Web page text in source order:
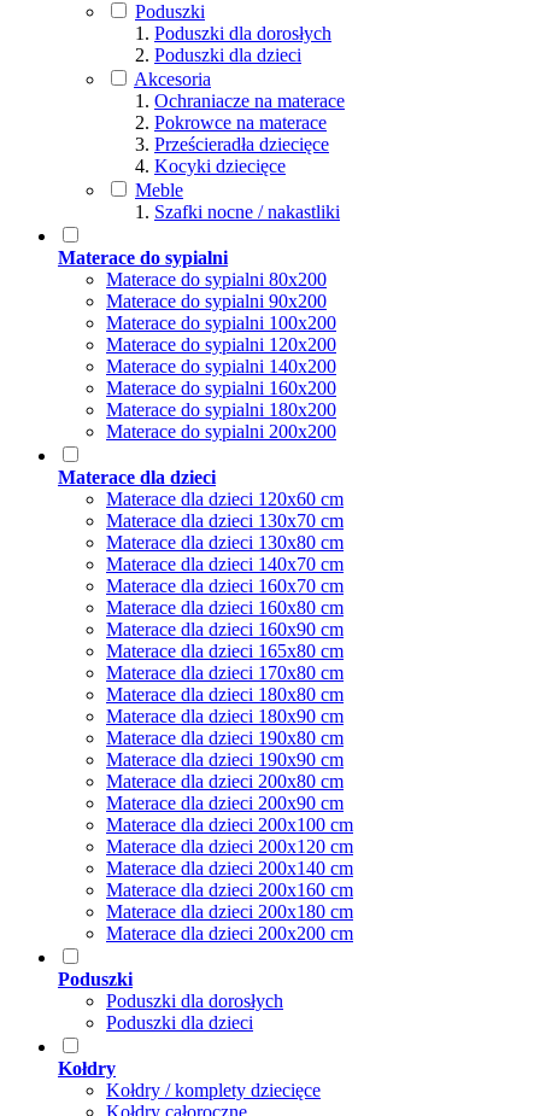
Poduszki
Poduszki dla dorosłych
Poduszki dla dzieci
Akcesoria
Ochraniacze na materace
Pokrowce na materace
Prześcieradła dziecięce
Kocyki dziecięce
Meble
Szafki nocne / nakastliki
Materace do sypialni
Materace do sypialni 80x200
Materace do sypialni 90x200
Materace do sypialni 100x200
Materace do sypialni 120x200
Materace do sypialni 140x200
Materace do sypialni 160x200
Materace do sypialni 180x200
Materace do sypialni 200x200
Materace dla dzieci
Materace dla dzieci 120x60 cm
Materace dla dzieci 130x70 cm
Materace dla dzieci 130x80 cm
Materace dla dzieci 140x70 cm
Materace dla dzieci 160x70 cm
Materace dla dzieci 160x80 cm
Materace dla dzieci 160x90 cm
Materace dla dzieci 165x80 cm
Materace dla dzieci 170x80 cm
Materace dla dzieci 180x80 cm
Materace dla dzieci 180x90 cm
Materace dla dzieci 190x80 cm
Materace dla dzieci 190x90 cm
Materace dla dzieci 200x80 cm
Materace dla dzieci 200x90 cm
Materace dla dzieci 200x100 cm
Materace dla dzieci 200x120 cm
Materace dla dzieci 200x140 cm
Materace dla dzieci 200x160 cm
Materace dla dzieci 200x180 cm
Materace dla dzieci 200x200 cm
Poduszki
Poduszki dla dorosłych
Poduszki dla dzieci
Kołdry
Kołdry / komplety dziecięce
Kołdry całoroczne